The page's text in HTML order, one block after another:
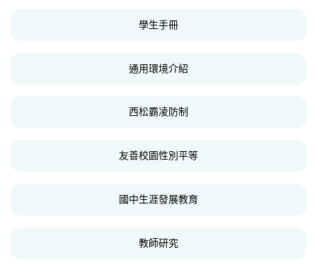
學生手冊
通用環境介紹
西松霸凌防制
友善校園性別平等
國中生涯發展教育
教師研究